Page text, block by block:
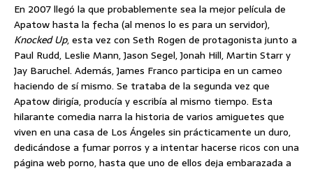
En 2007 llegó la que probablemente sea la mejor película de
Apatow hasta la fecha (al menos lo es para un servidor),
Knocked Up, esta vez con Seth Rogen de protagonista junto a
Paul Rudd, Leslie Mann, Jason Segel, Jonah Hill, Martin Starr y
Jay Baruchel. Además, James Franco participa en un cameo
haciendo de sí mismo. Se trataba de la segunda vez que
Apatow dirigía, producía y escribía al mismo tiempo. Esta
hilarante comedia narra la historia de varios amiguetes que
viven en una casa de Los Ángeles sin prácticamente un duro,
dedicándose a fumar porros y a intentar hacerse ricos con una
página web porno, hasta que uno de ellos deja embarazada a